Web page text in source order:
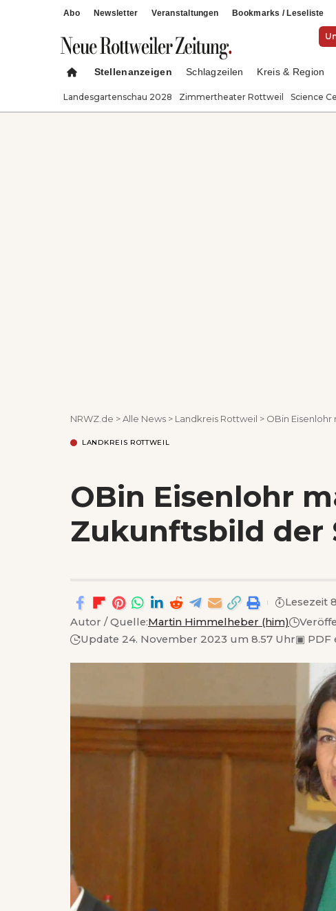
Abo Newsletter Veranstaltungen Bookmarks / Leseliste
Stellenanzeigen Schlagzeilen Kreis & Region
Landesgartenschau 2028 Zimmertheater Rottweil Science
NRWZ.de >Alle News > Landkreis Rottweil > OBin
LANDKREIS ROTTWEIL
OBin Eisenlohr
Zukunftsbild der
Autor / Quelle:Martin Himmelheber (him)
Update 24. November 2023 um 8.57 Uhr▣ PDF
Lesezeit